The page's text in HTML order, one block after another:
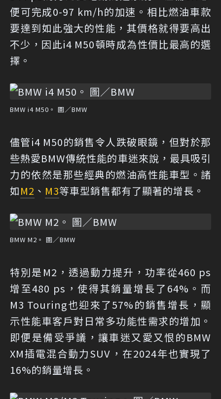
便可完成0-97 km/h的加速。相比燃油車款
要達到如此強大的性能，其價格就得要高出
不少，因此i4 M50頓時成為性價比最高的選
擇。
BMW i4 M50。 圖／BMW
儘管i4 M50的銷售令人跌破眼鏡，但對於那
些熱愛BMW傳統性能的車迷來說，最具吸引
力的依然是那些經典的燃油高性能車型。諸
如M2 、 M3等車型銷售都有了顯著的增長。
BMW M2。 圖／BMW
特別是M2，透過動力提升，功率從460 ps
增至480 ps，使得其銷量增長了64%。而
M3 Touring也迎來了57%的銷售增長，顯
示性能車客戶對日常多功能性需求的增加。
即便是備受爭議，讓車迷又愛又恨的BMW
XM插電混合動力SUV，在2024年也實現了
16%的銷量增長。